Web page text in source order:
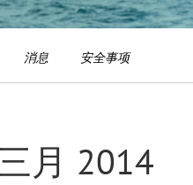
消息 安全事项
月 2014